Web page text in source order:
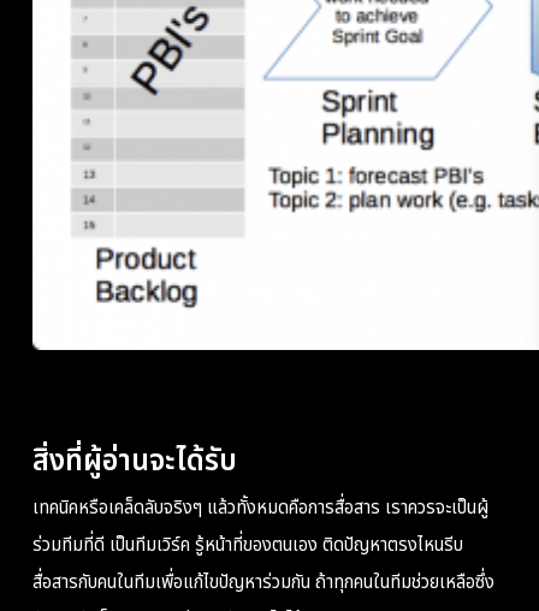
สิ่งที่ผู้อ่านจะได้รับ
เทคนิคหรือเคล็ดลับจริงๆ แล้วทั้งหมดคือการสื่อสาร เราควรจะเป็นผู้
ร่วมทีมที่ดี เป็นทีมเวิร์ค รู้หน้าที่ของตนเอง ติดปัญหาตรงไหนรีบ
สื่อสารกับคนในทีมเพื่อแก้ไขปัญหาร่วมกัน ถ้าทุกคนในทีมช่วยเหลือซึ่ง